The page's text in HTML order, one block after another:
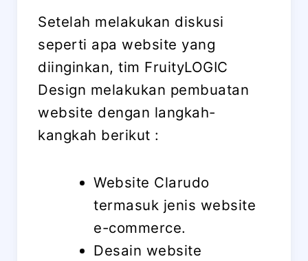
Setelah melakukan diskusi
seperti apa website yang
diinginkan, tim FruityLOGIC
Design melakukan pembuatan
website dengan langkah-
kangkah berikut :
Website Clarudo
termasuk jenis website
e-commerce.
Desain website